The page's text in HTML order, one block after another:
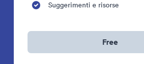
Suggerimenti e risorse
Free